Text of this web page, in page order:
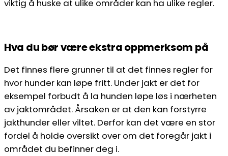
viktig å huske at ulike områder kan ha ulike regler.
Hva du bør være ekstra oppmerksom på
Det finnes flere grunner til at det finnes regler for
hvor hunder kan løpe fritt. Under jakt er det for
eksempel forbudt å la hunden løpe løs i nærheten
av jaktområdet. Årsaken er at den kan forstyrre
jakthunder eller viltet. Derfor kan det være en stor
fordel å holde oversikt over om det foregår jakt i
området du befinner deg i.